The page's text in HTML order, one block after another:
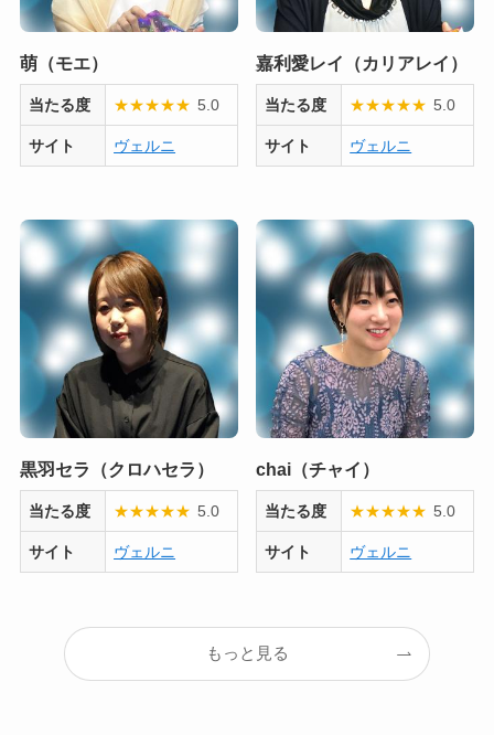
萌（モエ）
当たる度 ★★★★★ 5.0
サイト ヴェルニ
嘉利愛レイ（カリアレイ）
当たる度 ★★★★★ 5.0
サイト ヴェルニ
黒羽セラ（クロハセラ）
当たる度 ★★★★★ 5.0
サイト ヴェルニ
chai（チャイ）
当たる度 ★★★★★ 5.0
サイト ヴェルニ
もっと見る